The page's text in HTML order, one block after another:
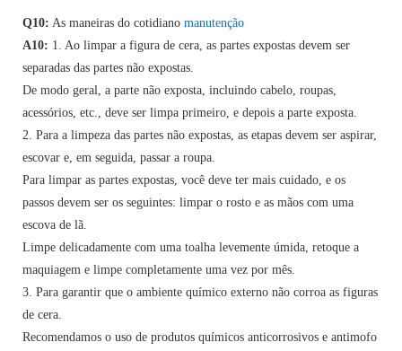
Q10: As maneiras do cotidiano manutenção
A10: 1. Ao limpar a figura de cera, as partes expostas devem ser
separadas das partes não expostas.
De modo geral, a parte não exposta, incluindo cabelo, roupas,
acessórios, etc., deve ser limpa primeiro, e depois a parte exposta.
2. Para a limpeza das partes não expostas, as etapas devem ser aspirar,
escovar e, em seguida, passar a roupa.
Para limpar as partes expostas, você deve ter mais cuidado, e os
passos devem ser os seguintes: limpar o rosto e as mãos com uma
escova de lã.
Limpe delicadamente com uma toalha levemente úmida, retoque a
maquiagem e limpe completamente uma vez por mês.
3. Para garantir que o ambiente químico externo não corroa as figuras
de cera.
Recomendamos o uso de produtos químicos anticorrosivos e antimofo